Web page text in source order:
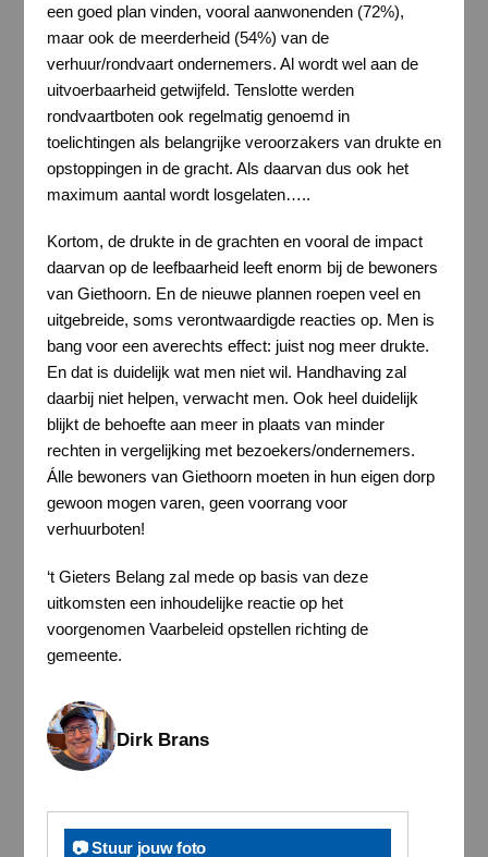
een goed plan vinden, vooral aanwonenden (72%),
maar ook de meerderheid (54%) van de
verhuur/rondvaart ondernemers. Al wordt wel aan de
uitvoerbaarheid getwijfeld. Tenslotte werden
rondvaartboten ook regelmatig genoemd in
toelichtingen als belangrijke veroorzakers van drukte en
opstoppingen in de gracht. Als daarvan dus ook het
maximum aantal wordt losgelaten…..
Kortom, de drukte in de grachten en vooral de impact
daarvan op de leefbaarheid leeft enorm bij de bewoners
van Giethoorn. En de nieuwe plannen roepen veel en
uitgebreide, soms verontwaardigde reacties op. Men is
bang voor een averechts effect: juist nog meer drukte.
En dat is duidelijk wat men niet wil. Handhaving zal
daarbij niet helpen, verwacht men. Ook heel duidelijk
blijkt de behoefte aan meer in plaats van minder
rechten in vergelijking met bezoekers/ondernemers.
Álle bewoners van Giethoorn moeten in hun eigen dorp
gewoon mogen varen, geen voorrang voor
verhuurboten!
‘t Gieters Belang zal mede op basis van deze
uitkomsten een inhoudelijke reactie op het
voorgenomen Vaarbeleid opstellen richting de
gemeente.
Dirk Brans
📷 Stuur jouw foto